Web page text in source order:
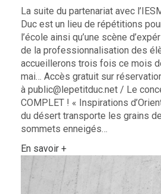
La suite du partenariat avec
Duc est un lieu de répétitions
l’école ainsi qu’une scène
de la professionnalisation des
accueillerons trois fois ce mois
mai… Accès gratuit sur
à public@lepetitduc.net / Le
COMPLET ! « Inspirations
du désert transporte les grains
sommets enneigés…
En savoir +